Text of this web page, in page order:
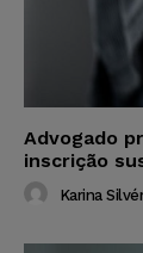
Advogado
inscrição
Karina